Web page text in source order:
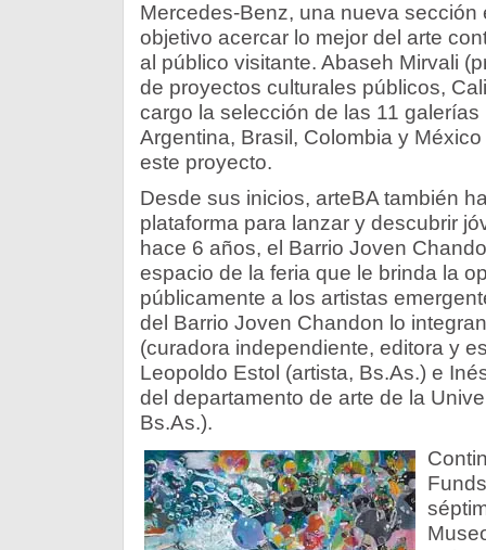
Mercedes-Benz, una nueva sección
objetivo acercar lo mejor del arte
al público visitante. Abaseh Mirvali
de proyectos culturales públicos,
cargo la selección de las 11
Argentina, Brasil, Colombia y
este proyecto.
Desde sus inicios, arteBA también
plataforma para lanzar y descubrir
hace 6 años, el Barrio Joven
espacio de la feria que le brinda la
públicamente a los artistas
del Barrio Joven Chandon lo
(curadora independiente, editora y
Leopoldo Estol (artista, Bs.As.) e
del departamento de arte de la
Bs.As.).